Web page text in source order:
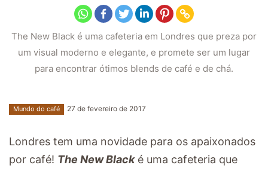
The New Black é uma cafeteria em Londres que preza por
um visual moderno e elegante, e promete ser um lugar
para encontrar ótimos blends de café e de chá.
Mundo do café 27 de fevereiro de 2017
Londres tem uma novidade para os apaixonados
por café! The New Blacké uma cafeteria que